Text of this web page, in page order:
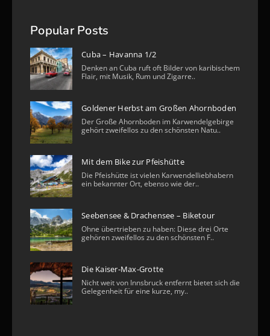
Popular Posts
Cuba – Havanna 1/2
Denken an Cuba ruft oft Bilder von karibischem
Flair, mit Musik, Rum und Zigarre..
Goldener Herbst am Großen Ahornboden
Der Große Ahornboden im Karwendelgebirge
gehört zweifellos zu den schönsten Natu..
Mit dem Bike zur Pfeishütte
Die Pfeishütte ist vielen Karwendelliebhabern
ein bekannter Ort, ebenso wie der..
Seebensee & Drachensee – Biketour
Ohne übertrieben zu haben: Diese drei Orte
gehören zweifellos zu den schönsten F..
Die Kaiser-Max-Grotte
Nicht weit von Innsbruck entfernt bietet sich die
Gelegenheit für eine kurze, my..